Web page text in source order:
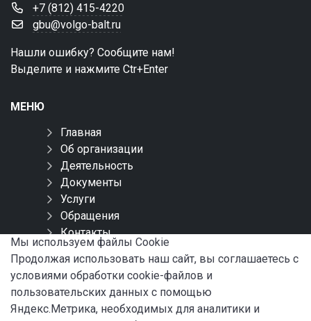
+7 (812) 415-4220
gbu@volgo-balt.ru
Нашли ошибку? Сообщите нам!
Выделите и нажмите Ctr+Enter
МЕНЮ
Главная
Об организации
Деятельность
Документы
Услуги
Обращения
Контакты
Карта сайта
СОЦИАЛЬНЫЕ СЕТИ
Мы используем файлы Сookie
Продолжая использовать наш сайт, вы соглашаетесь с
условиями обработки cookie-файлов и
пользовательских данных с помощью
Яндекс.Метрика, необходимых для аналитики и